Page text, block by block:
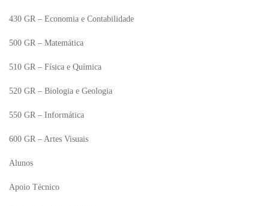
430 GR – Economia e Contabilidade
500 GR – Matemática
510 GR – Física e Química
520 GR – Biologia e Geologia
550 GR – Informática
600 GR – Artes Visuais
Alunos
Apoio Técnico